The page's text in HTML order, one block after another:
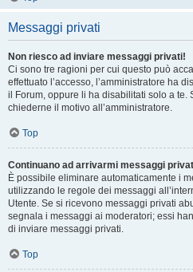
Messaggi privati
Non riesco ad inviare messaggi privati!
Ci sono tre ragioni per cui questo può
effettuato l’accesso, l’amministratore ha
il Forum, oppure li ha disabilitati solo a te.
chiederne il motivo all’amministratore.
Top
Continuano ad arrivarmi messaggi
È possibile eliminare automaticamente i
utilizzando le regole dei messaggi
Utente. Se si ricevono messaggi privati
segnala i messaggi ai moderatori; essi
di inviare messaggi privati​​.
Top